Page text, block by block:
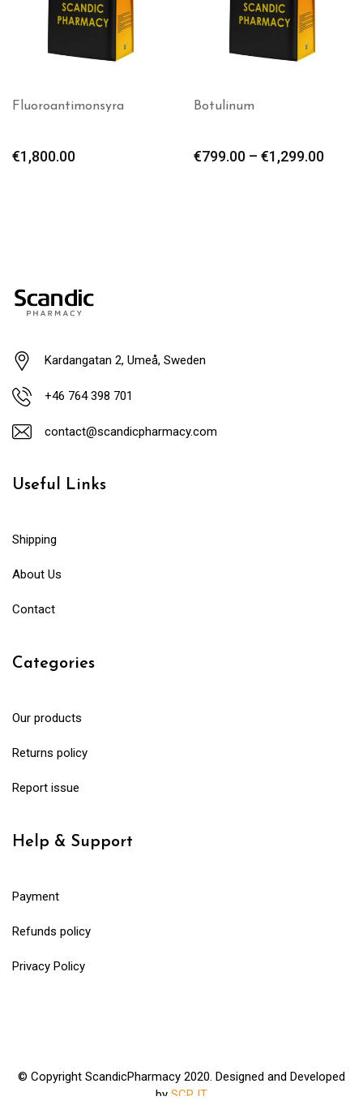
Fluoroantimonsyra
€1,800.00
Botulinum
€799.00 – €1,299.00
Kardangatan 2, Umeå, Sweden
+46 764 398 701
contact@scandicpharmacy.com
Useful Links
Shipping
About Us
Contact
Categories
Our products
Returns policy
Report issue
Help & Support
Payment
Refunds policy
Privacy Policy
© Copyright ScandicPharmacy 2020. Designed and Developed
by SCP IT